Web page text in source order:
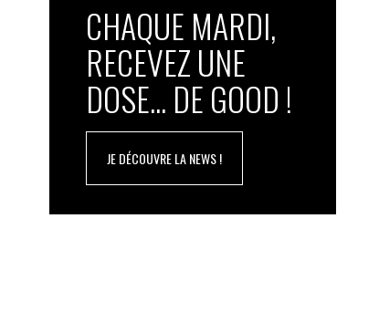
CHAQUE MARDI,
RECEVEZ UNE
DOSE... DE GOOD !
JE DÉCOUVRE LA NEWS !